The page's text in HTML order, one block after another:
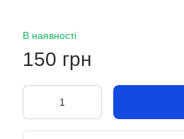
В наявності
150 грн